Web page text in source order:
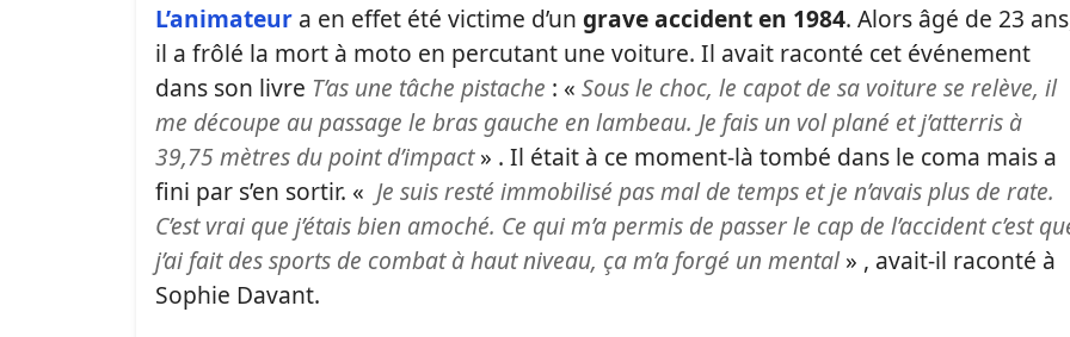
L’animateur a en effet été victime d’un grave accident en 1984. Alors âgé de 23
il a frôlé la mort à moto en percutant une voiture. Il avait raconté cet événement
dans son livre T’as une tâche pistache : « Sous le choc, le capot de sa voiture se relève, il
me découpe au passage le bras gauche en lambeau. Je fais un vol plané et j’atterris à
39,75 mètres du point d’impact» . Il était à ce moment-là tombé dans le coma mais a
fini par s’en sortir. « Je suis resté immobilisé pas mal de temps et je n’avais plus de rate.
C’est vrai que j’étais bien amoché. Ce qui m’a permis de passer le cap de l’accident c’est
j’ai fait des sports de combat à haut niveau, ça m’a forgé un mental» , avait-il raconté à
Sophie Davant.